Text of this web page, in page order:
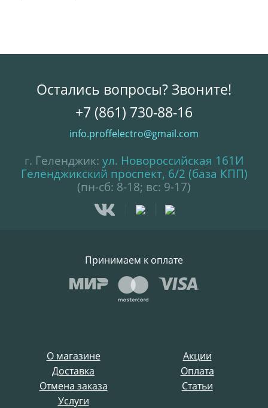
О магазине
Акции
Доставка
Оплата
Отмена заказа
Статьи
Услуги
Остались вопросы? Звоните!
+7 (861) 730-88-16
info.proffelectro@gmail.com
г. Геленджик: ул. Новороссийская 161И
Геленджикский проспект, 6/2 (база КПП)
(пн-сб: 8-18; вс: 9-17)
Принимаем к оплате